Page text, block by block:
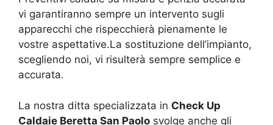
vi garantiranno sempre un intervento sugli
apparecchi che rispecchierà pienamente le
vostre aspettative.La sostituzione dell’impianto,
scegliendo noi, vi risulterà sempre semplice e
accurata.
La nostra ditta specializzata in Check Up
Caldaie Beretta San Paolo svolge anche gli